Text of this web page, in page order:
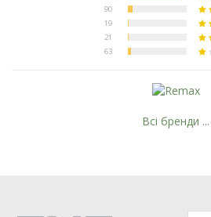
Всі бренди ...